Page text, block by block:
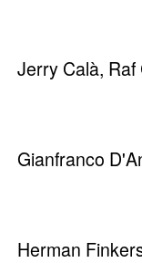
Jerry Calà, Raf
Gianfranco
Herman